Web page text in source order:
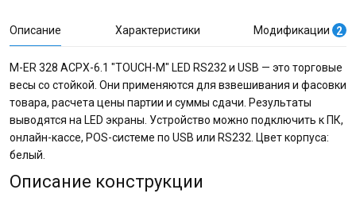
Описание Характеристики Модификации 2
M-ER 328 ACPX-6.1 "TOUCH-M" LED RS232 и USB — это торговые
весы со стойкой. Они применяются для взвешивания и фасовки
товара, расчета цены партии и суммы сдачи. Результаты
выводятся на LED экраны. Устройство можно подключить к ПК,
онлайн-кассе, POS-системе по USB или RS232. Цвет корпуса:
белый.
Описание конструкции